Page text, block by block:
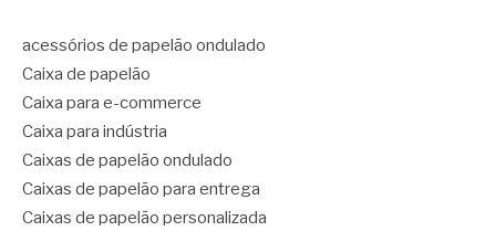
acessórios de papelão ondulado
Caixa de papelão
Caixa para e-commerce
Caixa para indústria
Caixas de papelão ondulado
Caixas de papelão para entrega
Caixas de papelão personalizada